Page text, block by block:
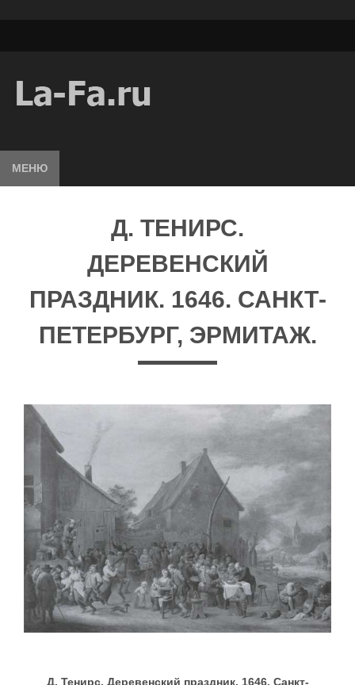
МЕНЮ
Д. ТЕНИРС.
ДЕРЕВЕНСКИЙ
ПРАЗДНИК. 1646. САНКТ-
ПЕТЕРБУРГ, ЭРМИТАЖ.
Д. Тенирс. Деревенский праздник. 1646. Санкт-